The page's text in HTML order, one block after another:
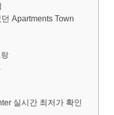
Apartments Town
실시간 최저가 확인